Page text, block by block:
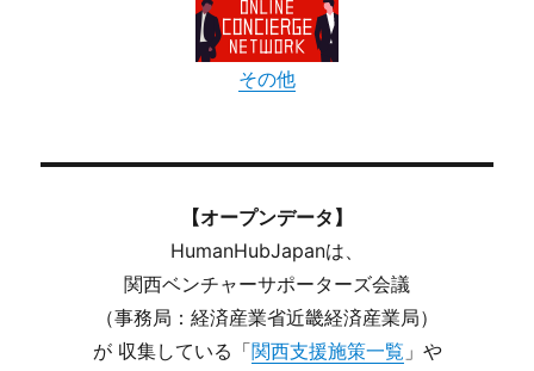
その他
【オープンデータ】
HumanHubJapanは、
関西ベンチャーサポーターズ会議
（事務局：経済産業省近畿経済産業局）
が 収集している「関西支援施策一覧 」や